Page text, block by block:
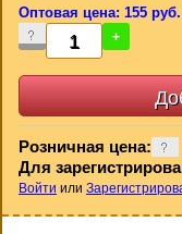
Оптовая цена: 155 руб.
- +
Розничная цена:
Для
Войти или